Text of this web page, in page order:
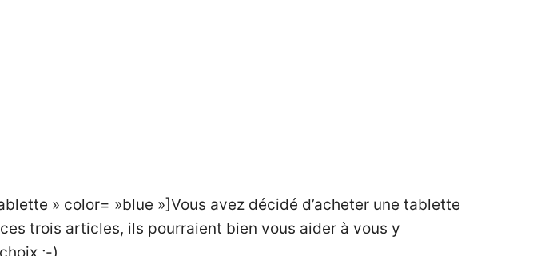
» color= »blue »]Vous avez décidé d’acheter une tablette
trois articles, ils pourraient bien vous aider à vous y